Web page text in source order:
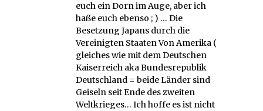
euch ein Dorn im Auge, aber ich
haße euch ebenso ; ) … Die
Besetzung Japans durch die
Vereinigten Staaten Von Amerika (
gleiches wie mit dem Deutschen
Kaiserreich aka Bundesrepublik
Deutschland = beide Länder sind
Geiseln seit Ende des zweiten
Weltkrieges… Ich hoffe es ist nicht